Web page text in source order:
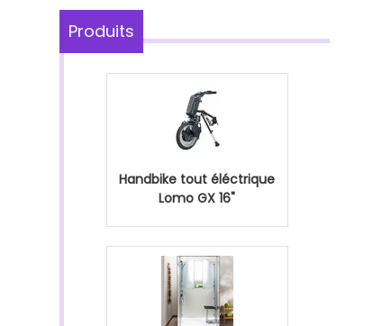
Produits
Handbike tout éléctrique
Lomo GX 16"